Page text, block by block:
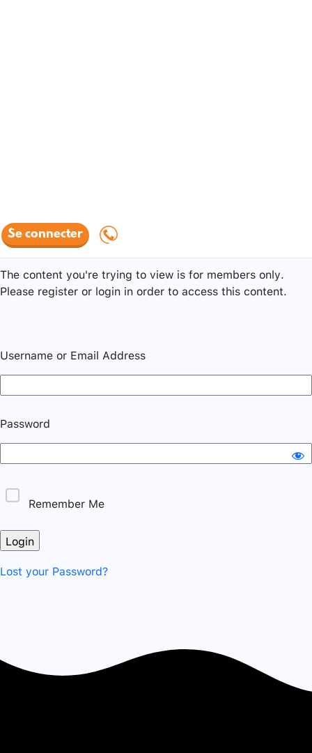
Se connecter
The content you're trying to view is for members only.
Please register or login in order to access this content.
Username or Email Address
Password
Remember Me
Lost your Password?